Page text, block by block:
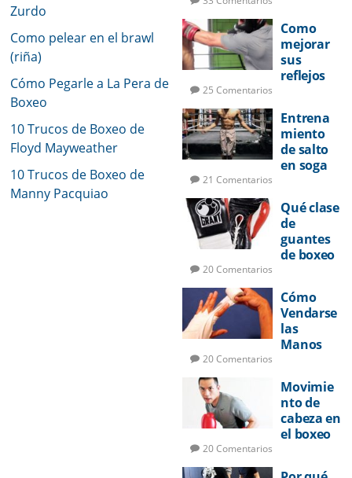
Zurdo
Como pelear en el brawl
(riña)
Cómo Pegarle a La Pera de
Boxeo
10 Trucos de Boxeo de
Floyd Mayweather
10 Trucos de Boxeo de
Manny Pacquiao
Como
mejorar
sus
reflejos
25 Comentarios
Entrena
miento
de salto
en soga
21 Comentarios
Qué clase
de
guantes
de boxeo
20 Comentarios
Cómo
Vendarse
las
Manos
20 Comentarios
Movimie
nto de
cabeza en
el boxeo
20 Comentarios